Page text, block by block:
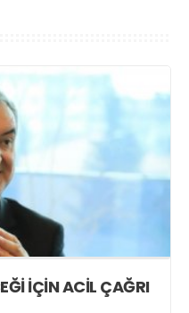
İÇİN ACİL ÇAĞRI